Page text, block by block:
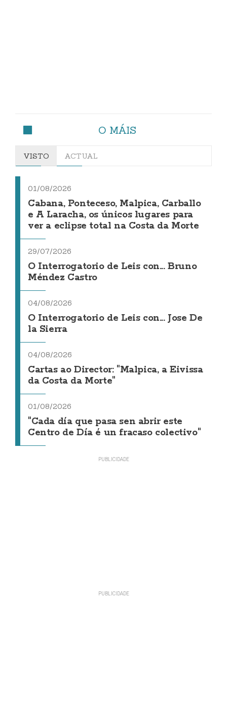
O MÁIS
VISTO ACTUAL
01/08/2026
Cabana, Ponteceso, Malpica, Carballo
e A Laracha, os únicos lugares para
ver a eclipse total na Costa da Morte
29/07/2026
O Interrogatorio de Leis con... Bruno
Méndez Castro
04/08/2026
O Interrogatorio de Leis con... Jose De
la Sierra
04/08/2026
Cartas ao Director: "Malpica, a Eivissa
da Costa da Morte"
01/08/2026
"Cada día que pasa sen abrir este
Centro de Día é un fracaso colectivo"